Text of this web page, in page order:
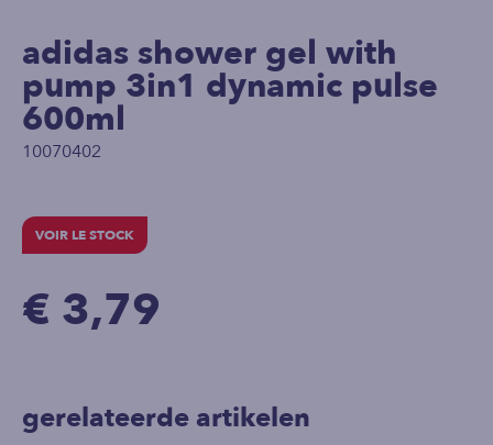
adidas shower gel with
pump 3in1 dynamic pulse
600ml
10070402
VOIR LE STOCK
€ 3,79
gerelateerde artikelen